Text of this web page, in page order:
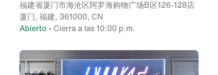
福建省厦门市海沧区阿罗海购物广场B区126-128店
厦门, 福建, 361000, CN
Abierto • Cierra a las 10:00 p.m.